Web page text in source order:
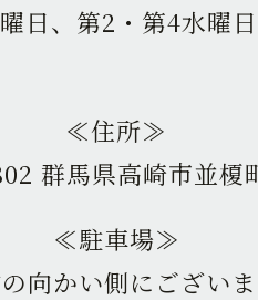
日、第2・第4水曜日
≪住所≫
群馬県高崎市並榎
≪駐車場≫
向かい側にござい